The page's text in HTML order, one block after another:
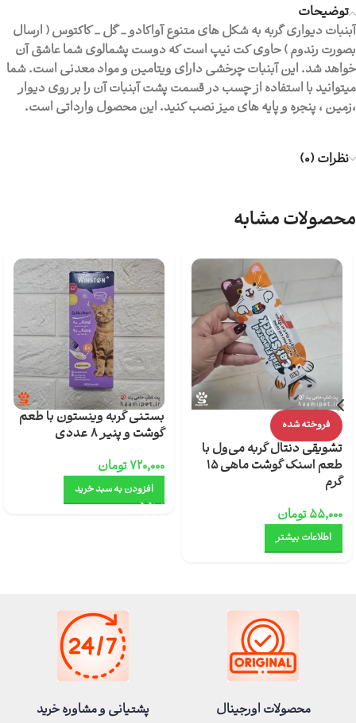
توضیحات
آبنبات دیواری گربه به شکل های متنوع آواکادو _ گل _ کاکتوس ( ارسال
بصورت رندوم ) حاوی کت نیپ است که دوست پشمالوی شما عاشق آن
خواهد شد. این آبنبات چرخشی دارای ویتامین و مواد معدنی است. شما
میتوانید با استفاده از چسب در قسمت پشت آبنبات آن را بر روی دیوار
،زمین ، پنجره و پایه های میز نصب کنید. این محصول وارداتی است.
نظرات (0)
محصولات مشابه
فروخته شده
تشویقی دنتال گربه می‌ول با
طعم اسنک گوشت ماهی 15
گرم
۵۵,۰۰۰تومان
اطلاعات بیشتر
بستنی گربه وینستون با طعم
گوشت و پنیر 8 عددی
۷۲۰,۰۰۰تومان
افزودن به سبد خرید
محصولات اورجینال پشتیانی و مشاوره خرید